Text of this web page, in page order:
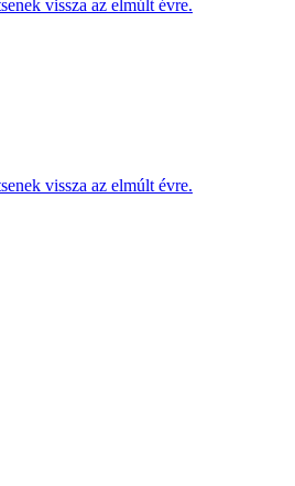
vissza az elmúlt évre.
vissza az elmúlt évre.